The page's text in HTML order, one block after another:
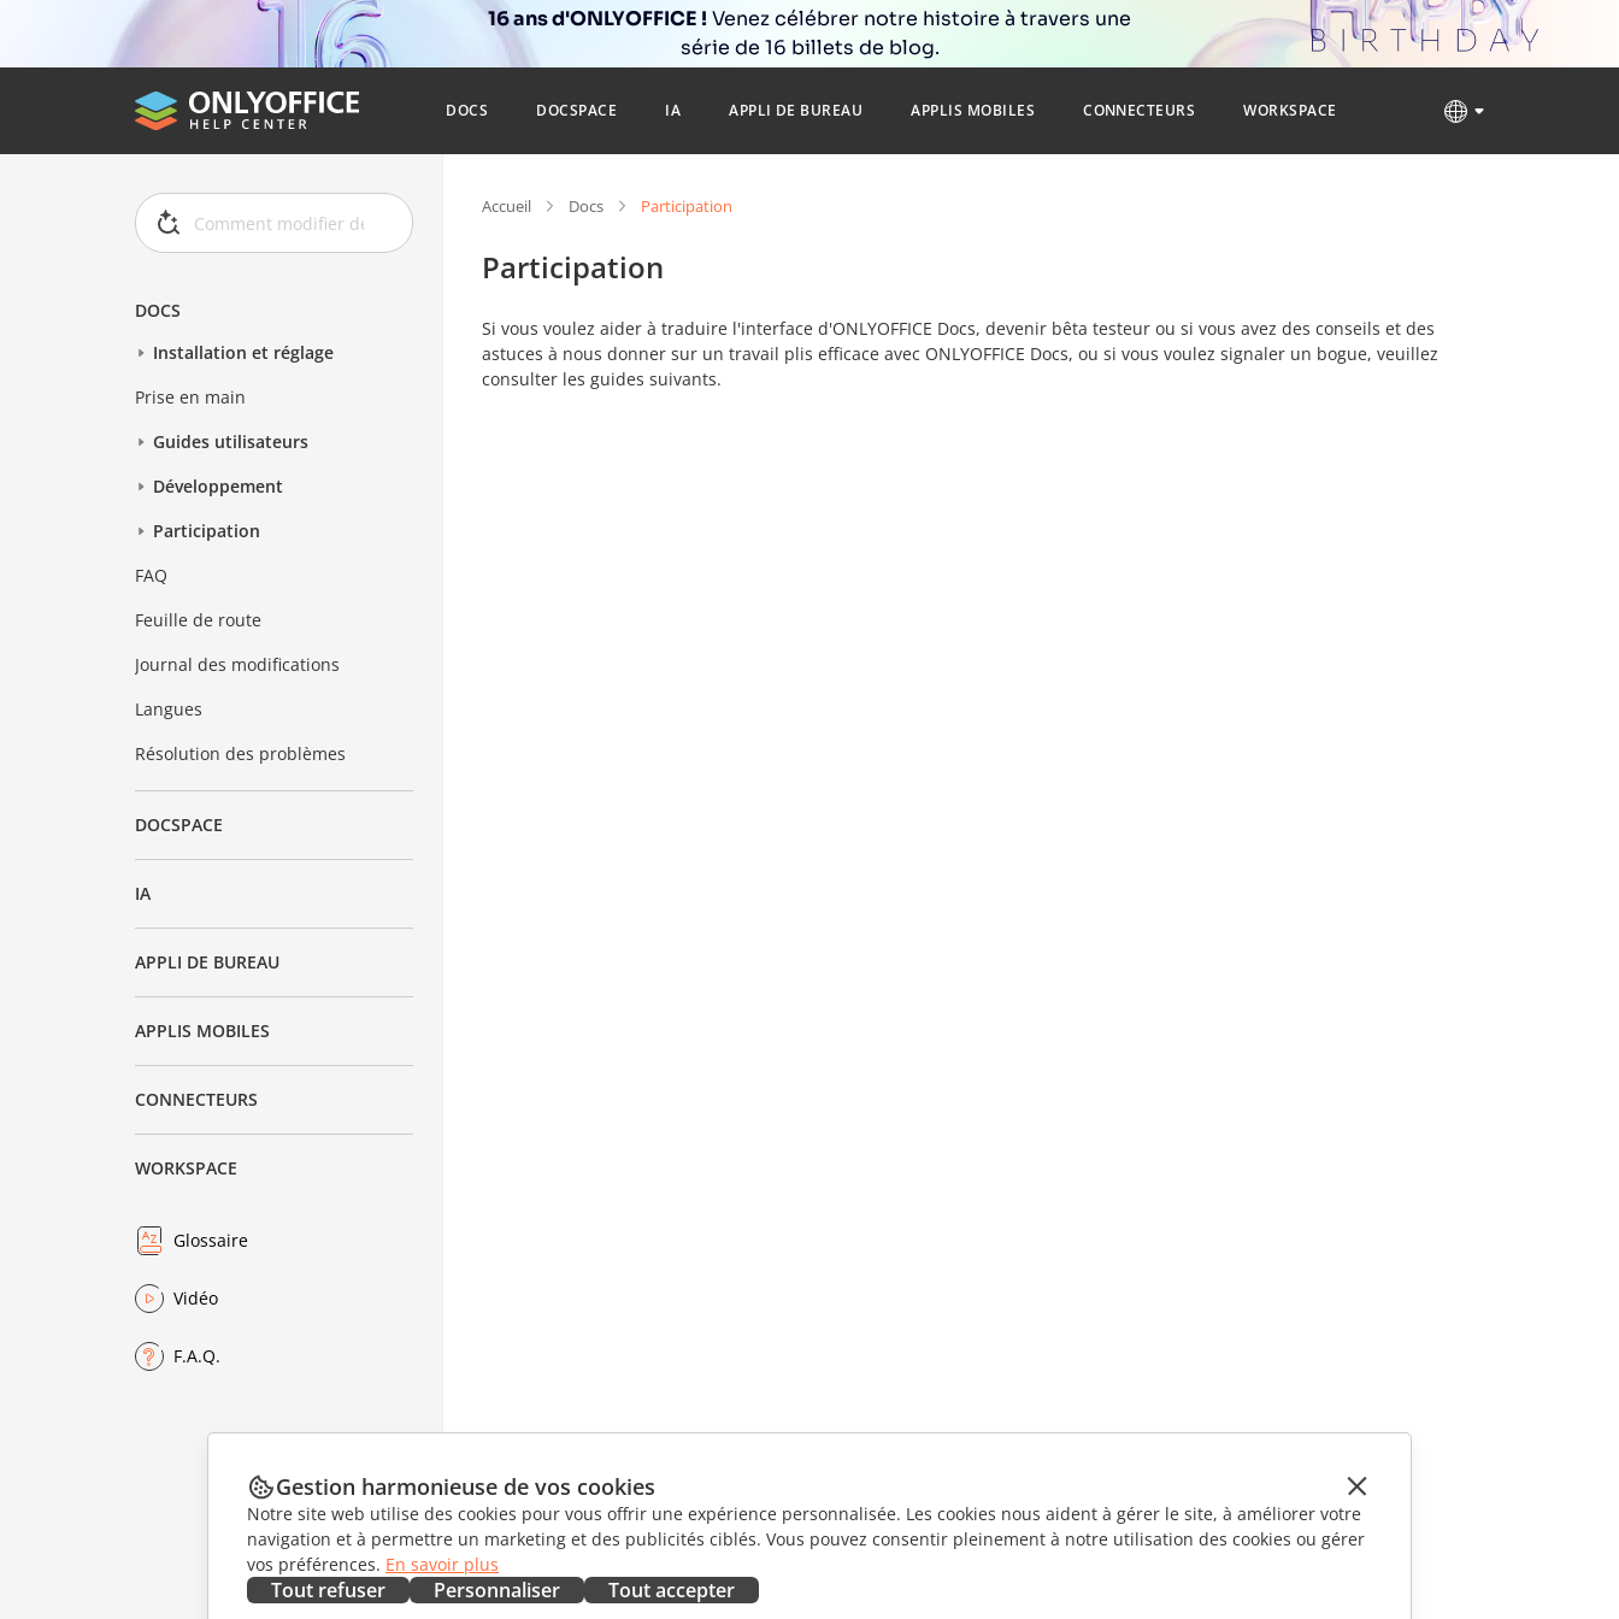
16 ans d'ONLYOFFICE ! Venez célébrer notre histoire à travers une
série de 16 billets de blog.
DOCS DOCSPACE IA APPLI DE BUREAU APPLIS MOBILES CONNECTEURS WORKSPACE
DOCS
Installation et réglage
Prise en main
Guides utilisateurs
Développement
Participation
FAQ
Feuille de route
Journal des modifications
Langues
Résolution des problèmes
DOCSPACE
IA
APPLI DE BUREAU
APPLIS MOBILES
CONNECTEURS
WORKSPACE
Glossaire
Vidéo
F.A.Q.
Accueil Docs Participation
Participation
Si vous voulez aider à traduire l'interface d'ONLYOFFICE Docs, devenir bêta testeur ou si vous avez des conseils et des
astuces à nous donner sur un travail plis efficace avec ONLYOFFICE Docs, ou si vous voulez signaler un bogue, veuillez
consulter les guides suivants.
Gestion harmonieuse de vos cookies
Notre site web utilise des cookies pour vous offrir une expérience personnalisée. Les cookies nous aident à gérer le site, à améliorer votre
navigation et à permettre un marketing et des publicités ciblés. Vous pouvez consentir pleinement à notre utilisation des cookies ou gérer
vos préférences. En savoir plus
Tout refuser Personnaliser Tout accepter